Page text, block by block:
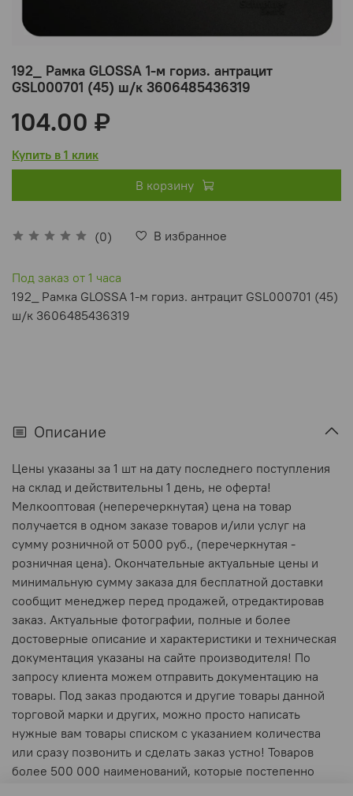
192_ Рамка GLOSSA 1-м гориз. антрацит
GSL000701 (45) ш/к 3606485436319
(0) В избранное
104.00 ₽
Купить в 1 клик
В корзину
Под заказ от 1 часа
192_ Рамка GLOSSA 1-м гориз. антрацит GSL000701 (45)
ш/к 3606485436319
Описание
Цены указаны за 1 шт на дату последнего поступления
на склад и действительны 1 день, не оферта!
Мелкооптовая (неперечеркнутая) цена на товар
получается в одном заказе товаров и/или услуг на
сумму розничной от 5000 руб., (перечеркнутая -
розничная цена). Окончательные актуальные цены и
минимальную сумму заказа для бесплатной доставки
сообщит менеджер перед продажей, отредактировав
заказ. Актуальные фотографии, полные и более
достоверные описание и характеристики и техническая
документация указаны на сайте производителя! По
запросу клиента можем отправить документацию на
товары. Под заказ продаются и другие товары данной
торговой марки и других, можно просто написать
нужные вам товары списком с указанием количества
или сразу позвонить и сделать заказ устно! Товаров
более 500 000 наименований, которые постепенно